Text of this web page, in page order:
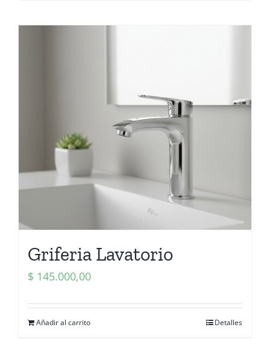
Griferia Lavatorio
$ 145.000,00
Añadir al carrito Detalles